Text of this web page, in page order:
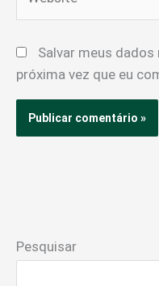
Salvar meus
próxima vez que eu
Pesquisar